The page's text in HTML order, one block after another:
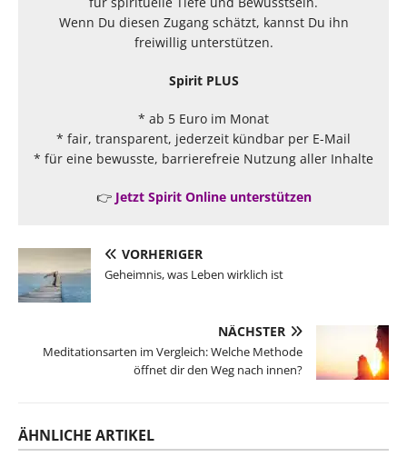
Wenn Du diesen Zugang schätzt, kannst Du ihn
freiwillig unterstützen.
Spirit PLUS
* ab 5 Euro im Monat
* fair, transparent, jederzeit kündbar per E-Mail
* für eine bewusste, barrierefreie Nutzung aller Inhalte
👉 Jetzt Spirit Online unterstützen
VORHERIGER
Geheimnis, was Leben wirklich ist
NÄCHSTER
Meditationsarten im Vergleich: Welche Methode
öffnet dir den Weg nach innen?
ÄHNLICHE ARTIKEL